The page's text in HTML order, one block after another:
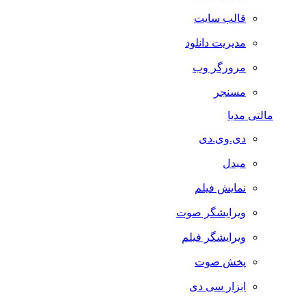
قالب سایت
مدیریت دانلود
مرورگر وب
مسنجر
مالتی مدیا
دی.وی.دی
مبدل
نمایش فیلم
ویرایشگر صوت
ویرایشگر فیلم
پخش صوت
ابزار سی دی